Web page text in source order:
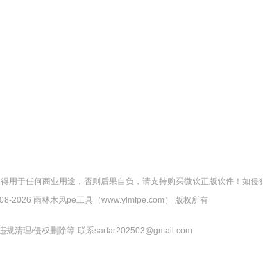
于任何商业用途，否则后果自负，请支持购买微软正版软件！如侵
2026 雨林木风pe工具（www.ylmfpe.com） 版权所有
规清理/侵权删除等-联系sarfar202503@gmail.com